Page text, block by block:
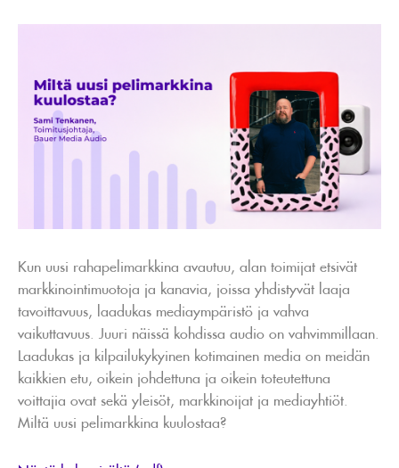
Kun uusi rahapelimarkkina avautuu, alan toimijat etsivät
markkinointimuotoja ja kanavia, joissa yhdistyvät laaja
tavoittavuus, laadukas mediaympäristö ja vahva
vaikuttavuus. Juuri näissä kohdissa audio on vahvimmillaan.
Laadukas ja kilpailukykyinen kotimainen media on meidän
kaikkien etu, oikein johdettuna ja oikein toteutettuna
voittajia ovat sekä yleisöt, markkinoijat ja mediayhtiöt.
Miltä uusi pelimarkkina kuulostaa?